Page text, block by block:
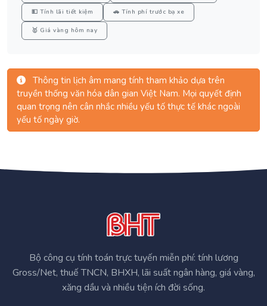
💵 Tính lãi tiết kiệm 🚗 Tính phí trước bạ xe
🥇 Giá vàng hôm nay
Thông tin lịch âm mang tính tham khảo dựa trên
truyền thống văn hóa dân gian Việt Nam. Mọi quyết định
quan trọng nên cân nhắc nhiều yếu tố thực tế khác ngoài
yếu tố ngày giờ.
Bộ công cụ tính toán trực tuyến miễn phí: tính lương
Gross/Net, thuế TNCN, BHXH, lãi suất ngân hàng, giá vàng,
xăng dầu và nhiều tiện ích đời sống.